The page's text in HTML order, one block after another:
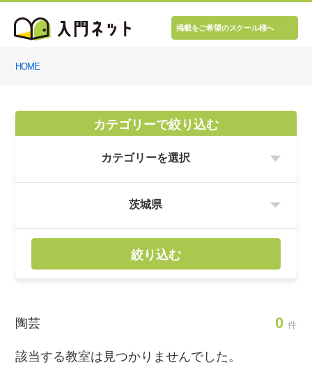
掲載をご希望のスクール様へ
HOME
カテゴリーで絞り込む
絞り込む
陶芸 0 件
該当する教室は見つかりませんでした。